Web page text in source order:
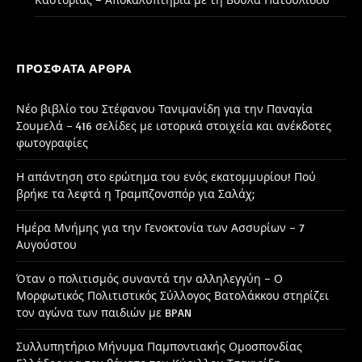
ΠΡΌΣΦΑΤΑ ΆΡΘΡΑ
Νέο βιβλίο του Στέφανου Τανιμανίδη για την Παναγία
Σουμελά – 416 σελίδες με ιστορικά στοιχεία και ανέκδοτες
φωτογραφίες
Η απάντηση στο ερώτημα του ενός εκατομμυρίου! Πού
βρήκε τα λεφτά η Τραμπζονσπόρ για Σαλάχ;
Ημέρα Μνήμης για την Γενοκτονία των Ασσυρίων – 7
Αυγούστου
Όταν ο πολιτισμός συναντά την αλληλεγγύη – Ο
Μορφωτικός Πολιτιστικός Σύλλογος Βατολάκκου στηρίζει
τον αγώνα των παιδιών με BPAN
Συλλυπητήριο Μήνυμα Παμποντιακής Ομοσπονδίας